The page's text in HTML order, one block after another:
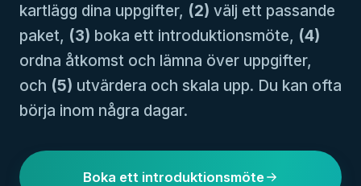
kartlägg dina uppgifter, (2) välj ett passande
paket, (3) boka ett introduktionsmöte, (4)
ordna åtkomst och lämna över uppgifter,
och (5) utvärdera och skala upp. Du kan ofta
börja inom några dagar.
Boka ett introduktionsmöte